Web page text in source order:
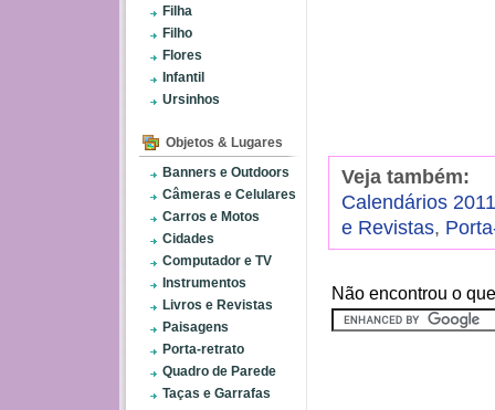
Filha
Filho
Flores
Infantil
Ursinhos
Objetos & Lugares
Banners e Outdoors
Câmeras e Celulares
Carros e Motos
Cidades
Computador e TV
Instrumentos
Livros e Revistas
Paisagens
Porta-retrato
Quadro de Parede
Taças e Garrafas
Veja também:
Calendários 2011
e Revistas,
Não encontrou o